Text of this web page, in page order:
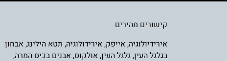
קישורים מהירים
אירידיולוגיה,אייפק,אירידולוגיה, תטא הילינג,אבחון
בגלגל העין,גלגל העין,אולקוס,אבנים בכיס המרה,